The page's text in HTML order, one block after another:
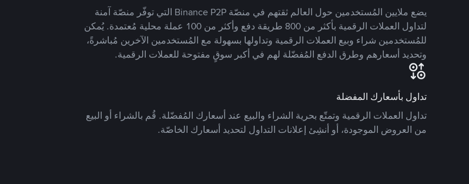
يضع ملايين المُستخدمين حول العالم ثقتهم في منصّة Binance P2P التي توفّر منصّة آمنة
لتداول العملات الرقمية بأكثر من 800 طريقة دفع وأكثر من 100 عملة محلية مُعتمدة. يُمكن
للمُستخدمين شراء وبيع العملات الرقمية وتداولها بسهولة مع المُستخدمين الآخرين مُباشرةً،
وتحديد أسعارهم وطرق الدفع المُفضّلة لهم في أكبر سوقٍ مفتوحة للعملات الرقمية.
تداول بأسعارك المفضلة
تداول العملات الرقمية وتمتّع بحرية الشراء والبيع عند أسعارك المُفضّلة. قُم بالشراء أو البيع
من العروض الموجودة، أو أنشِئ إعلانات التداول لتحديد أسعارك الخاصّة.